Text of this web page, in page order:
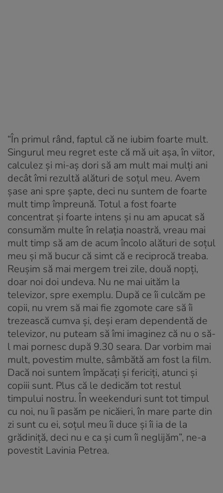
“În primul rând, faptul că ne iubim foarte mult.
Singurul meu regret este că mă uit așa, în viitor,
calculez și mi-aș dori să am mult mai mulți ani
decât îmi rezultă alături de soțul meu. Avem
șase ani spre șapte, deci nu suntem de foarte
mult timp împreună. Totul a fost foarte
concentrat și foarte intens și nu am apucat să
consumăm multe în relația noastră, vreau mai
mult timp să am de acum încolo alături de soțul
meu și mă bucur că simt că e reciprocă treaba.
Reușim să mai mergem trei zile, două nopți,
doar noi doi undeva. Nu ne mai uităm la
televizor, spre exemplu. După ce îi culcăm pe
copii, nu vrem să mai fie zgomote care să îi
trezească cumva și, deși eram dependentă de
televizor, nu puteam să îmi imaginez că nu o să-
l mai pornesc după 9.30 seara. Dar vorbim mai
mult, povestim multe, sâmbătă am fost la film.
Dacă noi suntem împăcați și fericiți, atunci și
copiii sunt. Plus că le dedicăm tot restul
timpului nostru. În weekenduri sunt tot timpul
cu noi, nu îi pasăm pe nicăieri, în mare parte din
zi sunt cu ei, soțul meu îi duce și îi ia de la
grădiniță, deci nu e ca și cum îi neglijăm”, ne-a
povestit Lavinia Petrea.